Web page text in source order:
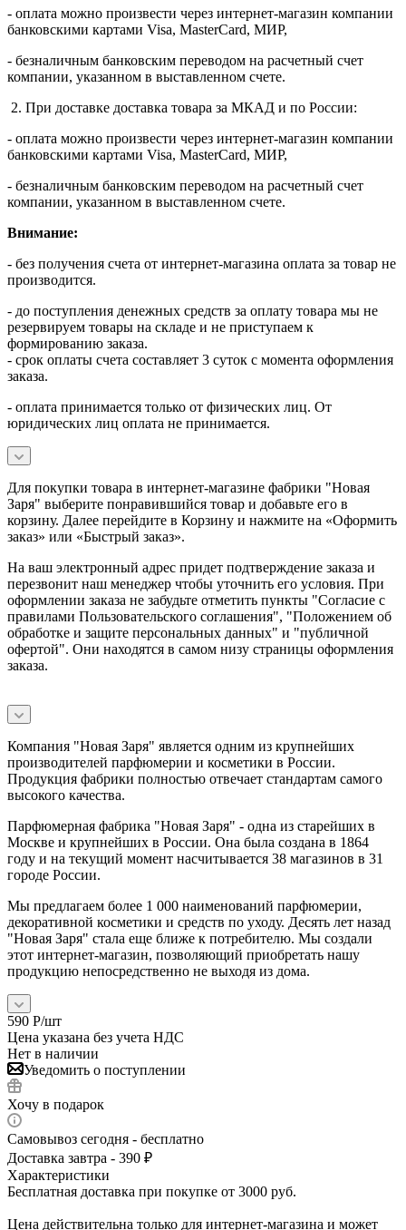
- оплата можно произвести через интернет-магазин компании
банковскими картами Visa, MasterСard, МИР,
- безналичным банковским переводом на расчетный счет
компании, указанном в выставленном счете.
2. При доставке доставка товара за МКАД и по России:
- оплата можно произвести через интернет-магазин компании
банковскими картами Visa, MasterСard, МИР,
- безналичным банковским переводом на расчетный счет
компании, указанном в выставленном счете.
Внимание:
- без получения счета от интернет-магазина оплата за товар не
производится.
- до поступления денежных средств за оплату товара мы не
резервируем товары на складе и не приступаем к
формированию заказа.
- срок оплаты счета составляет 3 суток с момента оформления
заказа.
- оплата принимается только от физических лиц. От
юридических лиц оплата не принимается.
Для покупки товара в интернет-магазине фабрики "Новая
Заря" выберите понравившийся товар и добавьте его в
корзину. Далее перейдите в Корзину и нажмите на «Оформить
заказ» или «Быстрый заказ».
На ваш электронный адрес придет подтверждение заказа и
перезвонит наш менеджер чтобы уточнить его условия. При
оформлении заказа не забудьте отметить пункты "Согласие с
правилами Пользовательского соглашения", "Положением об
обработке и защите персональных данных" и "публичной
офертой". Они находятся в самом низу страницы оформления
заказа.
Компания "Новая Заря" является одним из крупнейших
производителей парфюмерии и косметики в России.
Продукция фабрики полностью отвечает стандартам самого
высокого качества.
Парфюмерная фабрика "Новая Заря" - одна из старейших в
Москве и крупнейших в России. Она была создана в 1864
году и на текущий момент насчитывается 38 магазинов в 31
городе России.
Мы предлагаем более 1 000 наименований парфюмерии,
декоративной косметики и средств по уходу. Десять лет назад
"Новая Заря" стала еще ближе к потребителю. Мы создали
этот интернет-магазин, позволяющий приобретать нашу
продукцию непосредственно не выходя из дома.
590 Р/шт
Цена указана без учета НДС
Нет в наличии
Уведомить о поступлении
Хочу в подарок
Самовывоз сегодня - бесплатно
Доставка завтра - 390 ₽
Характеристики
Бесплатная доставка при покупке от 3000 руб.
Цена действительна только для интернет-магазина и может